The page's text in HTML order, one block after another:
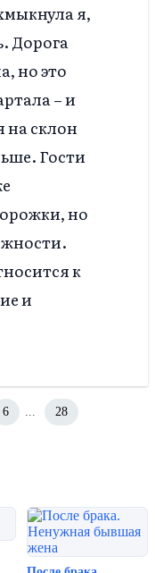
я,
Дорога
но это
– и
на склон
Гости
но
к
и
6 ... 28